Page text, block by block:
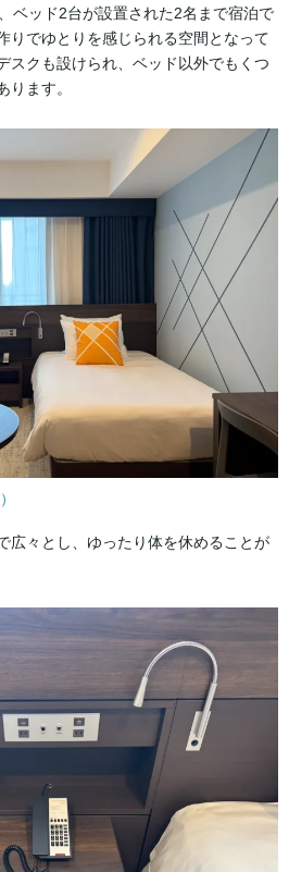
ベッド2台が設置された2名まで宿泊で
りでゆとりを感じられる空間となって
スクも設けられ、ベッド以外でもくつ
ります。
広々とし、ゆったり体を休めることが